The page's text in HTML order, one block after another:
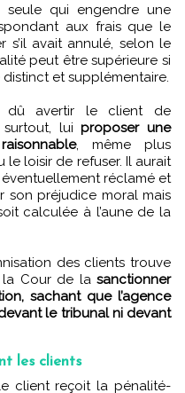
seule qui engendre une
aux frais que le
s’il avait annulé, selon le
peut être supérieure si
et supplémentaire.
dû avertir le client de
surtout, luiproposer une
, même plus
le loisir de refuser. Il aurait
réclamé et
son préjudice moral mais
calculée à l’aune de la
des clients trouve
Cour de la sanctionner
sachant que l’agence
le tribunal ni devant
les clients